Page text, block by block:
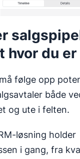
hvor du er
følge opp
både
og ute i felten.
løsning holder
i gang, fra